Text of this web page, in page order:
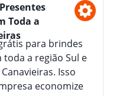
Toda a
para brindes
a região Sul e
Isso
economize